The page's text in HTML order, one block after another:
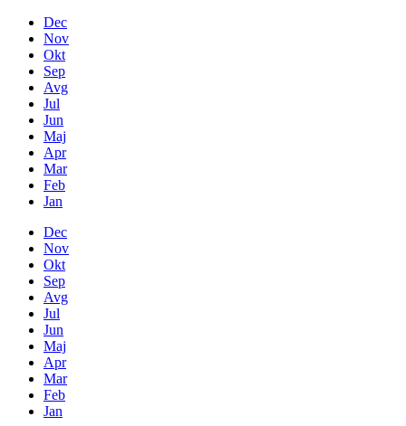
Dec
Nov
Okt
Sep
Avg
Jul
Jun
Maj
Apr
Mar
Feb
Jan
Dec
Nov
Okt
Sep
Avg
Jul
Jun
Maj
Apr
Mar
Feb
Jan